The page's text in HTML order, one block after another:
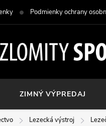
Podmienky ochrany
ZIMNÝ VÝPREDAJ
Lezecká výstroj